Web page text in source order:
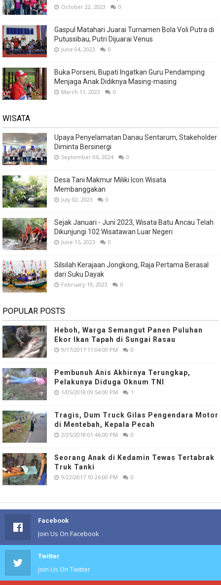
October 22, 2023 0
Gaspul Matahari Juarai Turnamen Bola Voli Putra di
Putussibau, Putri Dijuarai Venus
June 04, 2023 0
Buka Porseni, Bupati Ingatkan Guru Pendamping
Menjaga Anak Didiknya Masing-masing
March 11, 2023 0
WISATA
Upaya Penyelamatan Danau Sentarum, Stakeholder
Diminta Bersinergi
September 06, 2024 0
Desa Tani Makmur Miliki Icon Wisata
Membanggakan
July 02, 2023 0
Sejak Januari - Juni 2023, Wisata Batu Ancau Telah
Dikunjungi 102 Wisatawan Luar Negeri
June 15, 2023 0
Silsilah Kerajaan Jongkong, Raja Pertama Berasal
dari Suku Dayak
February 19, 2023 0
POPULAR POSTS
Heboh, Warga Semangut Panen Puluhan
Ekor Ikan Tapah di Sungai Rasau
9/17/2017 11:04:00 PM 0
Pembunuh Anis Akhirnya Terungkap,
Pelakunya Diduga Oknum TNI
1/05/2018 09:54:00 PM 1
Tragis, Dum Truck Gilas Pengendara Motor
di Mentebah, Kepala Pecah
2/25/2018 01:46:00 PM 0
Seorang Anak di Kedamin Tewas Tertabrak
Truk Tanki
9/22/2017 10:26:00 PM 0
Facebook
Join Us On Facebook
Twitter
Join Us On Twitter